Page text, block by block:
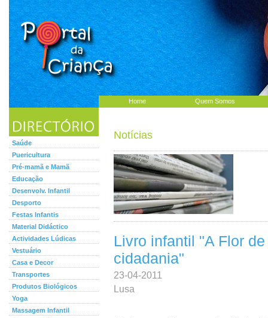
Home Quem Somos
Saúde
Puericultura
Pré-mamã e Mamã
Educação
Desenvolv. Infantil
Desporto
Festas Infantis
Material Didáctico
Actividades Lúdicas
Vestuário
Casa e Decor
Transportes
Produtos Biológicos
Yoga
Massagem Infantil
Notícias
Livro infantil "A Flor
cidadania"
23-04-2011
Lusa